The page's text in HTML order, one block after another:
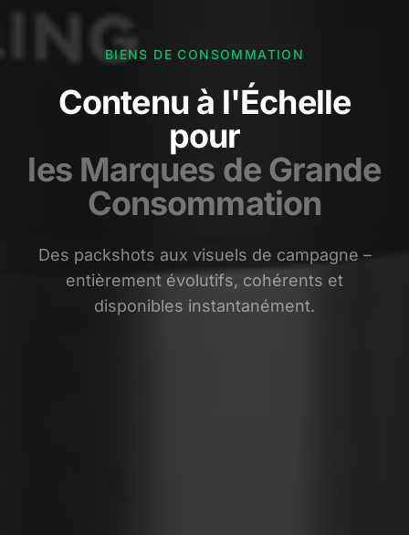
BIENS DE CONSOMMATION
Contenu à l'Échelle
pour
les Marques de Grande
Consommation
Des packshots aux visuels de campagne –
entièrement évolutifs, cohérents et
disponibles instantanément.